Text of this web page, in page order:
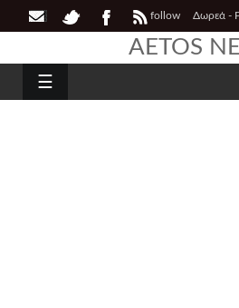
follow Δωρεά -
AETOS
☰